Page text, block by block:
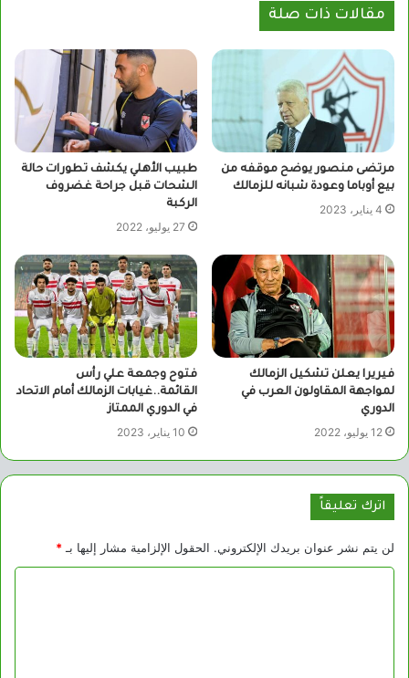
مقالات ذات صلة
مرتضى منصور يوضح موقفه من
بيع أوباما وعودة شبانه للزمالك
4 يناير، 2023
طبيب الأهلي يكشف تطورات حالة
الشحات قبل جراحة غضروف
الركبة
27 يوليو، 2022
فيريرا يعلن تشكيل الزمالك
لمواجهة المقاولون العرب في
الدوري
12 يوليو، 2022
فتوح وجمعة علي رأس
القائمة..غيابات الزمالك أمام الاتحاد
في الدوري الممتاز
10 يناير، 2023
اترك تعليقاً
لن يتم نشر عنوان بريدك الإلكتروني. الحقول الإلزامية مشار إليها بـ *